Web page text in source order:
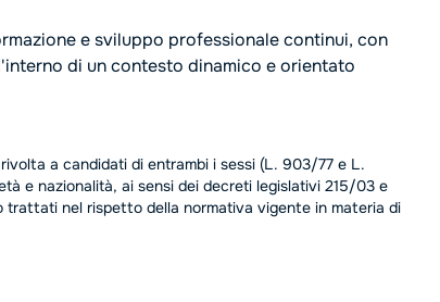
e sviluppo professionale continui, con
di un contesto dinamico e orientato
a candidati di entrambi i sessi (L. 903/77 e L.
e nazionalità, ai sensi dei decreti legislativi 215/03 e
trattati nel rispetto della normativa vigente in materia di